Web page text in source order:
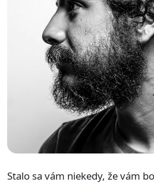
Stalo sa vám niekedy, že vám